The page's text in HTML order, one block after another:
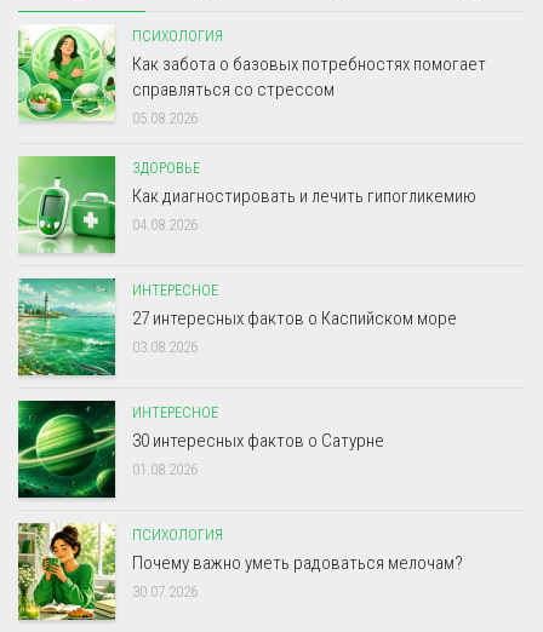
ПСИХОЛОГИЯ
Как забота о базовых потребностях помогает
справляться со стрессом
05.08.2026
ЗДОРОВЬЕ
Как диагностировать и лечить гипогликемию
04.08.2026
ИНТЕРЕСНОЕ
27 интересных фактов о Каспийском море
03.08.2026
ИНТЕРЕСНОЕ
30 интересных фактов о Сатурне
01.08.2026
ПСИХОЛОГИЯ
Почему важно уметь радоваться мелочам?
30.07.2026